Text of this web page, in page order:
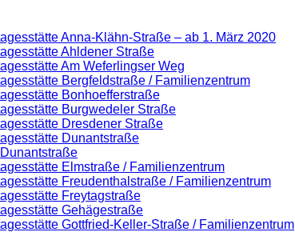
Anna-Klähn-Straße – ab 1. März 2020
Ahldener Straße
Am Weferlingser Weg
Bergfeldstraße / Familienzentrum
Bonhoefferstraße
Burgwedeler Straße
Dresdener Straße
Dunantstraße
Elmstraße / Familienzentrum
Freudenthalstraße / Familienzentrum
Freytagstraße
Gehägestraße
Gottfried-Keller-Straße / Familienzentrum